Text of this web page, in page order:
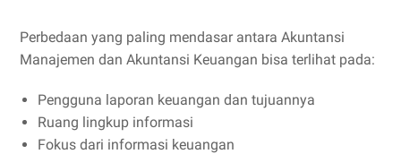
Perbedaan yang paling mendasar antara Akuntansi
Manajemen dan Akuntansi Keuangan bisa terlihat pada:
Pengguna laporan keuangan dan tujuannya
Ruang lingkup informasi
Fokus dari informasi keuangan